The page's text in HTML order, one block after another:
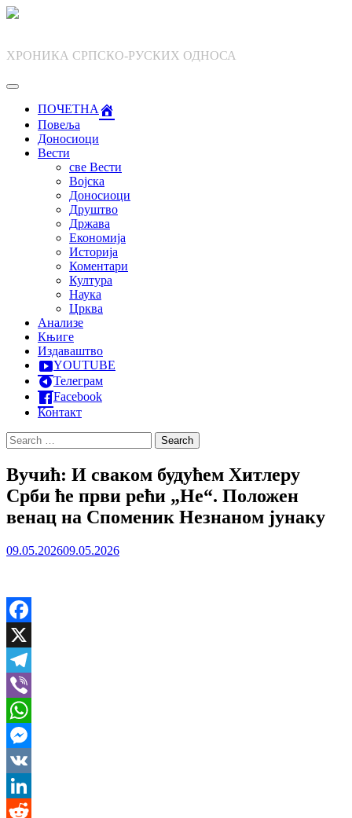
Skip
ХРОНИКА СРПСКО-РУСКИХ ОДНОСА
ПОЧЕТНА
Повеља
Доносиоци
Вести
све Вести
Војска
Доносиоци
Друштво
Држава
Економија
Историја
Коментари
Култура
Наука
Црква
Анализе
Књиге
Издаваштво
YOUTUBE
Телеграм
Facebook
Контакт
Search
for:
Вучић: И сваком будућем Хитлеру
Срби ће први рећи „Не“. Положен
венац на Споменик Незнаном јунаку
09.05.202609.05.2026
Facebook
X
Telegram
Viber
WhatsApp
Messenger
VK
LinkedIn